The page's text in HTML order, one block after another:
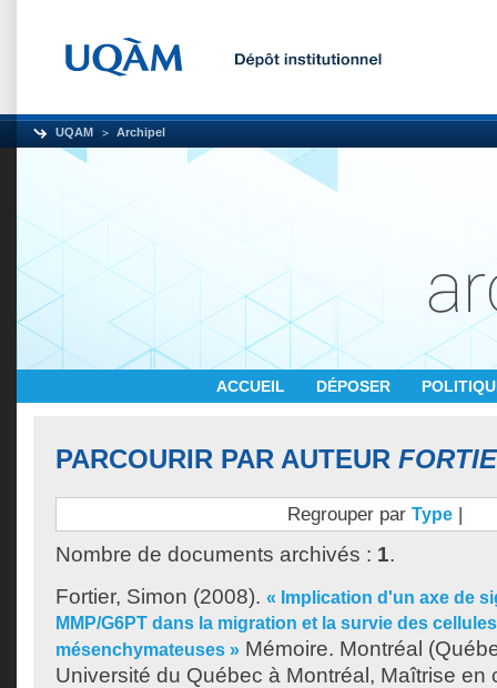
UQAM Archipel
ACCUEIL DÉPOSER
PARCOURIR PAR AUTEUR
Regrouper par Type |
Nombre de documents archivés : 1.
Fortier, Simon (2008). « Implication d'un axe de
MMP/G6PT dans la migration et la survie des
mésenchymateuses » Mémoire. Montréal
Université du Québec à Montréal, Maîtrise en